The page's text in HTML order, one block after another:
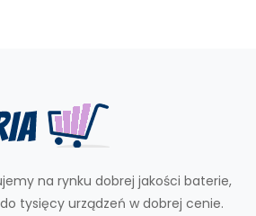
na rynku dobrej jakości baterie,
tysięcy urządzeń w dobrej cenie.